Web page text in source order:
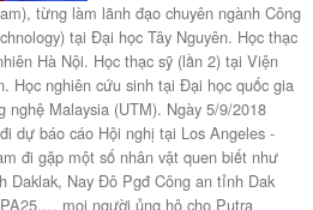
từng làm lãnh đạo chuyên ngành Công
tại Đại học Tây Nguyên. Học thạc
Hà Nội. Học thạc sỹ (lần 2) tại Viện
Học nghiên cứu sinh tại Đại học quốc gia
nghệ Malaysia (UTM). Ngày 5/9/2018
dự báo cáo Hội nghị tại Los Angeles -
đi gặp một số nhân vật quen biết như
Daklak, Nay Đô Pgđ Công an tỉnh Dak
mọi người ủng hộ cho Putra